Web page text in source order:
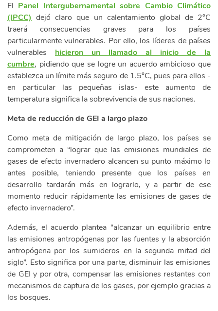
ElPanel Intergubernamental sobre Cambio Climático
(IPCC) dejó claro que un calentamiento global de 2°C
traerá consecuencias graves para los países
particularmente vulnerables. Por ello, los líderes de países
vulnerables hicieron un llamado al inicio de la
cumbre, pidiendo que se logre un acuerdo ambicioso que
establezca un límite más seguro de 1.5°C, pues para ellos -
en particular las pequeñas islas- este aumento de
temperatura significa la sobrevivencia de sus naciones.
Meta de reducción de GEI a largo plazo
Como meta de mitigación de largo plazo, los países se
comprometen a “lograr que las emisiones mundiales de
gases de efecto invernadero alcancen su punto máximo lo
antes posible, teniendo presente que los países en
desarrollo tardarán más en lograrlo, y a partir de ese
momento reducir rápidamente las emisiones de gases de
efecto invernadero”.
Además, el acuerdo plantea “alcanzar un equilibrio entre
las emisiones antropógenas por las fuentes y la absorción
antropógena por los sumideros en la segunda mitad del
siglo”. Esto significa por una parte, disminuir las emisiones
de GEI y por otra, compensar las emisiones restantes con
mecanismos de captura de los gases, por ejemplo gracias a
los bosques.